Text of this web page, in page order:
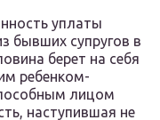
уплаты
бывших супругов в
берет на себя
ребенком-
лицом
наступившая не